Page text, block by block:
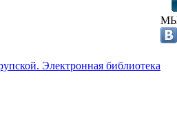
Электронная библиотека